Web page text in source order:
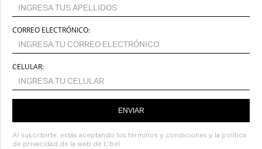
CORREO ELECTRÓNICO:
CELULAR:
ENVIAR
Al suscribirte, estás aceptando los términos y condiciones y la política
de privacidad de la web de L'bel.